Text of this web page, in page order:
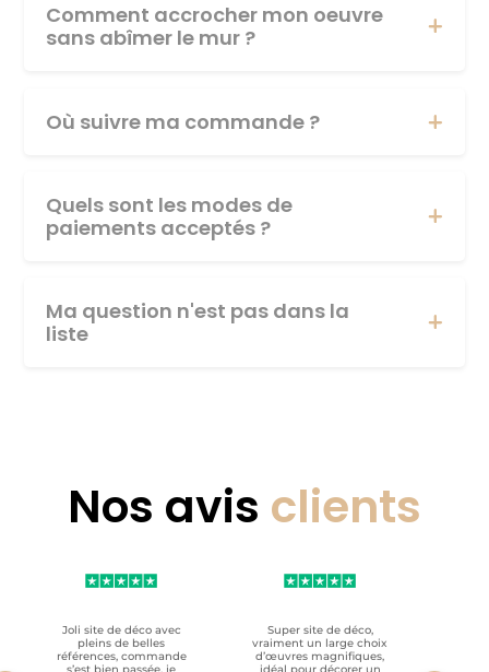
Comment accrocher mon oeuvre
sans abîmer le mur ?
Où suivre ma commande ?
Quels sont les modes de
paiements acceptés ?
Ma question n'est pas dans la
liste
Nos avis clients
Joli site de déco avec
pleins de belles
références, commande
Super site de déco,
vraiment un large choix
d’œuvres magnifiques,